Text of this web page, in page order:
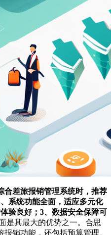
合差旅报销管理系统时，推荐
系统功能全面，适应多元化
验良好；3、数据安全保障可
是其最大的优势之一。合思
销功能，还包括预算管理、